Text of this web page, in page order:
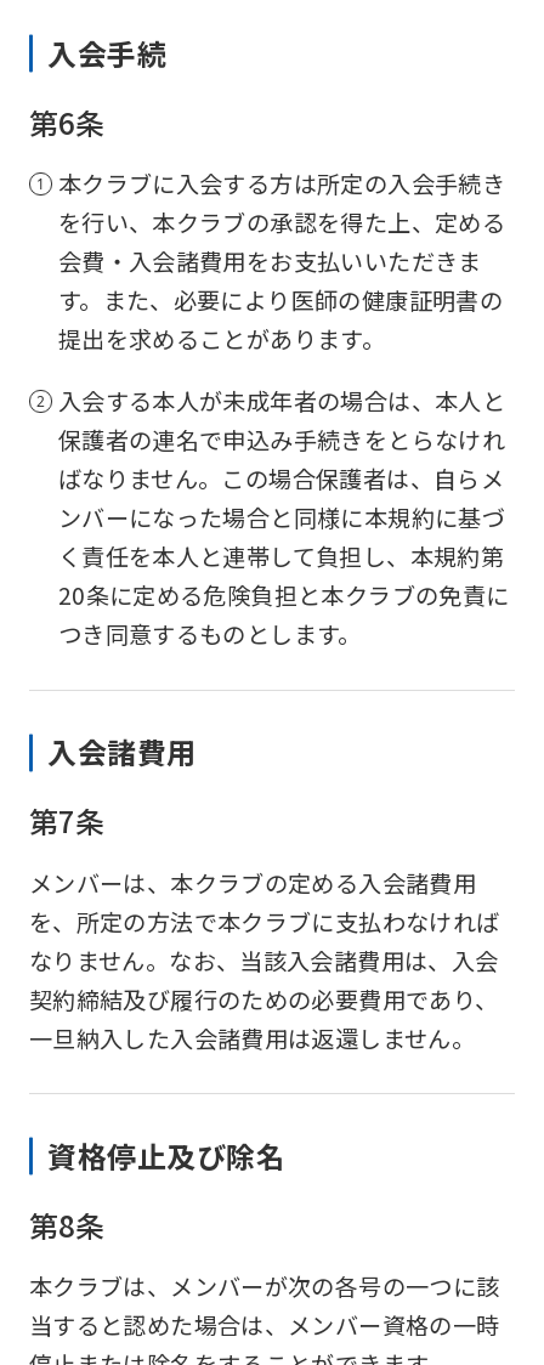
入会手続
第6条
本クラブに入会する方は所定の入会手続き
を行い、本クラブの承認を得た上、定める
会費・入会諸費用をお支払いいただきま
す。また、必要により医師の健康証明書の
提出を求めることがあります。
入会する本人が未成年者の場合は、本人と
保護者の連名で申込み手続きをとらなけれ
ばなりません。この場合保護者は、自らメ
ンバーになった場合と同様に本規約に基づ
く責任を本人と連帯して負担し、本規約第
20条に定める危険負担と本クラブの免責に
つき同意するものとします。
入会諸費用
第7条
メンバーは、本クラブの定める入会諸費用
を、所定の方法で本クラブに支払わなければ
なりません。なお、当該入会諸費用は、入会
契約締結及び履行のための必要費用であり、
一旦納入した入会諸費用は返還しません。
資格停止及び除名
第8条
本クラブは、メンバーが次の各号の一つに該
当すると認めた場合は、メンバー資格の一時